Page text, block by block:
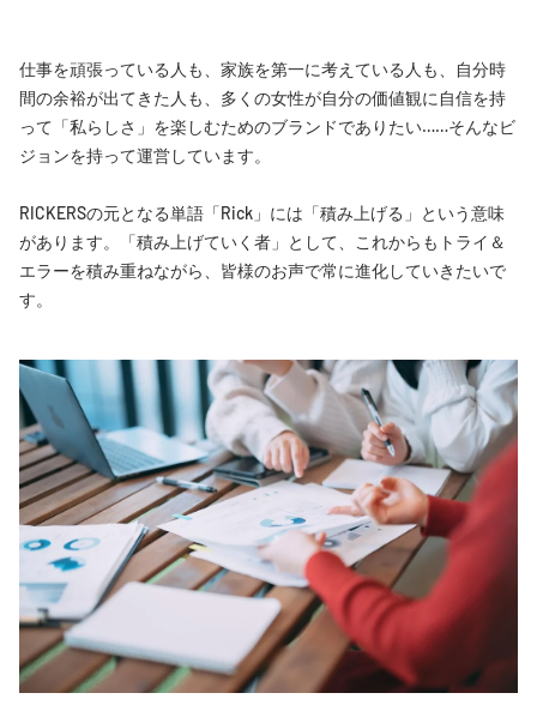
仕事を頑張っている人も、家族を第一に考えている人も、自分時
間の余裕が出てきた人も、多くの女性が自分の価値観に自信を持
って「私らしさ」を楽しむためのブランドでありたい……そんなビ
ジョンを持って運営しています。
RICKERSの元となる単語「Rick」には「積み上げる」という意味
があります。「積み上げていく者」として、これからもトライ＆
エラーを積み重ねながら、皆様のお声で常に進化していきたいで
す。